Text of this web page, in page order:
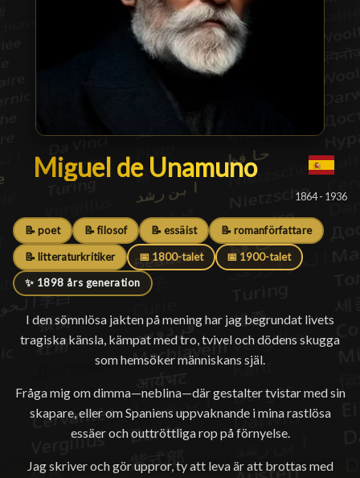
Miguel de Unamuno
Miguel de Unamuno█
1864 - 1936
📝 poet 📝 filosof 📝 essäist 📝 romanförfattare
📝 litteraturkritiker 📅 1800-talet 📅 1900-talet
✨ 1898 års generation
I den sömnlösa jakten på mening har jag begrundat livets
tragiska känsla, kämpat med tro, tvivel och dödens skugga
som hemsöker människans själ.
Fråga mig om dimma—neblina—där gestalter tvistar med sin
skapare, eller om Spaniens uppvaknande i mina rastlösa
essäer och outtröttliga rop på förnyelse.
Jag skriver och gör uppror, ty att leva är att brottas med